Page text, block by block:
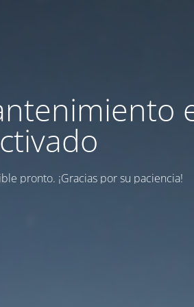
pronto. ¡Gracias por su paciencia!